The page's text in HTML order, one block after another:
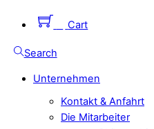
Cart
Search
Unternehmen
Kontakt & Anfahrt
Die Mitarbeiter